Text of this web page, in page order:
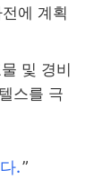
에 계획
및 경비
스를 극
.”